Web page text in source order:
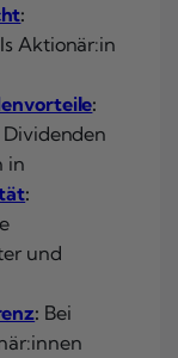
:
Aktionär:in
:
in
:
und
: Bei